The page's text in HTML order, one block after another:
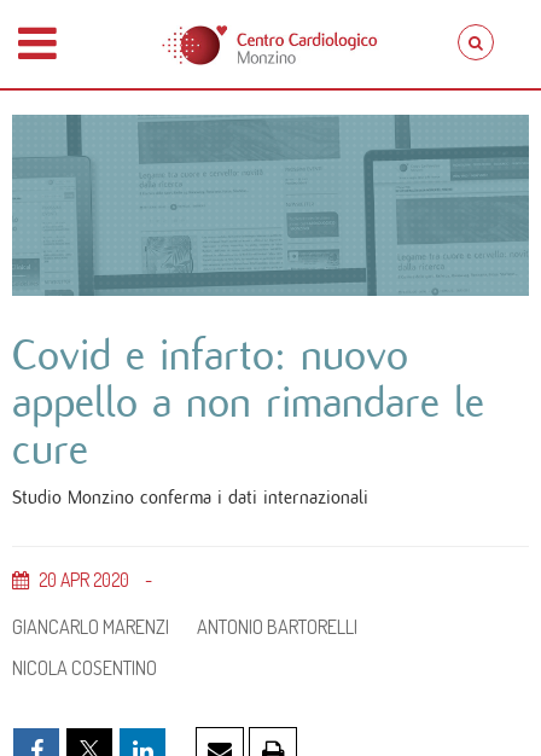
Covid e infarto: nuovo
appello a non rimandare le
cure
Studio Monzino conferma i dati internazionali
20 APR 2020
GIANCARLO MARENZI
ANTONIO BARTORELLI
NICOLA COSENTINO